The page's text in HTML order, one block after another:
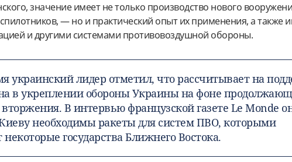
значение имеет не только производство нового
— но и практический опыт их применения, а также
и другими системами противовоздушной обороны.
украинский лидер отметил, что рассчитывает на
в укреплении обороны Украины на фоне
вторжения. В интервью французской газете Le Monde
необходимы ракеты для систем ПВО, которыми
некоторые государства Ближнего Востока.